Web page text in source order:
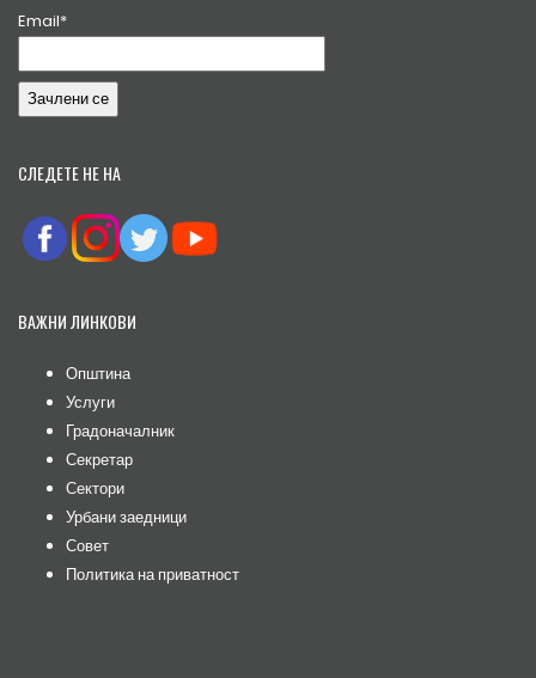
Email*
СЛЕДЕТЕ НЕ НА
ВАЖНИ ЛИНКОВИ
Општина
Услуги
Градоначалник
Секретар
Сектори
Урбани заедници
Совет
Политика на приватност